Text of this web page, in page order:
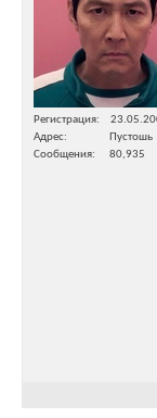
Регистрация
Адрес
Пустошь
Сообщения
80,935